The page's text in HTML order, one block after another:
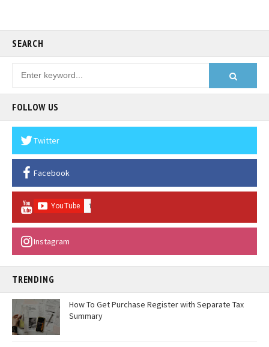
SEARCH
FOLLOW US
Twitter
Facebook
Instagram
TRENDING
How To Get Purchase Register with Separate Tax
Summary